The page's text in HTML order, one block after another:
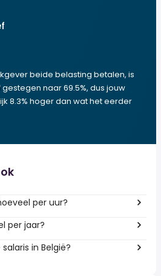
beide belasting betalen, is
naar 69.5%, dus jouw
8.3% hoger dan wat het eerder
per uur?
per jaar?
in België?